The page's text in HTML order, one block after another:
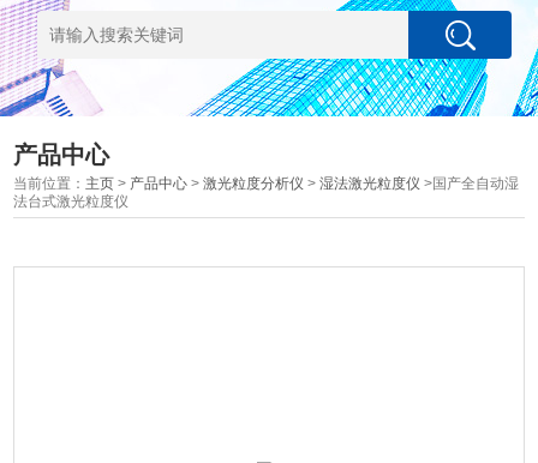
产品中心
当前位置： 主页 > 产品中心 >激光粒度分析仪 >湿法激光粒度仪 >国产全自动湿
法台式激光粒度仪